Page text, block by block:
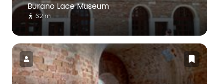
Burano Lace Museum
62 m